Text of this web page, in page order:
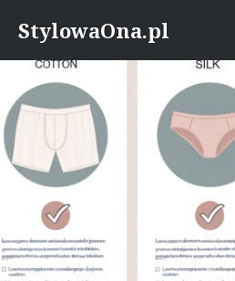
content
StylowaOna.pl